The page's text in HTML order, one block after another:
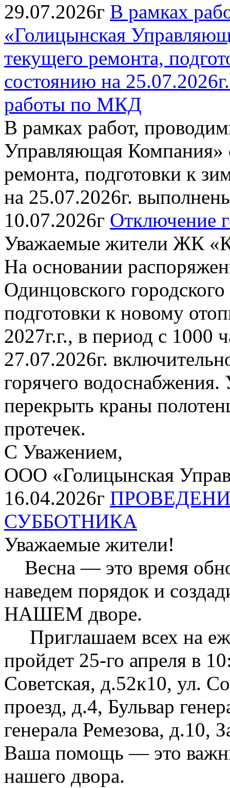
29.07.2026г В рамках
«Голицынская
текущего ремонта,
состоянию на
работы по МКД
В рамках работ,
Управляющая Компания»
ремонта, подготовки к
на 25.07.2026г.
10.07.2026г Отключение
Уважаемые жители ЖК
На основании
Одинцовского
подготовки к новому
2027г.г., в период с 1000
27.07.2026г.
горячего водоснабжения.
перекрыть краны
протечек.
С Уважением,
ООО «Голицынская
16.04.2026г
СУББОТНИКА
Уважаемые жители!
Весна — это время
наведем порядок и
НАШЕМ дворе.
Приглашаем всех на
пройдет 25-го апреля в
Советская, д.52к10, ул.
проезд, д.4, Бульвар
генерала Ремезова, д.10,
Ваша помощь — это
нашего двора.